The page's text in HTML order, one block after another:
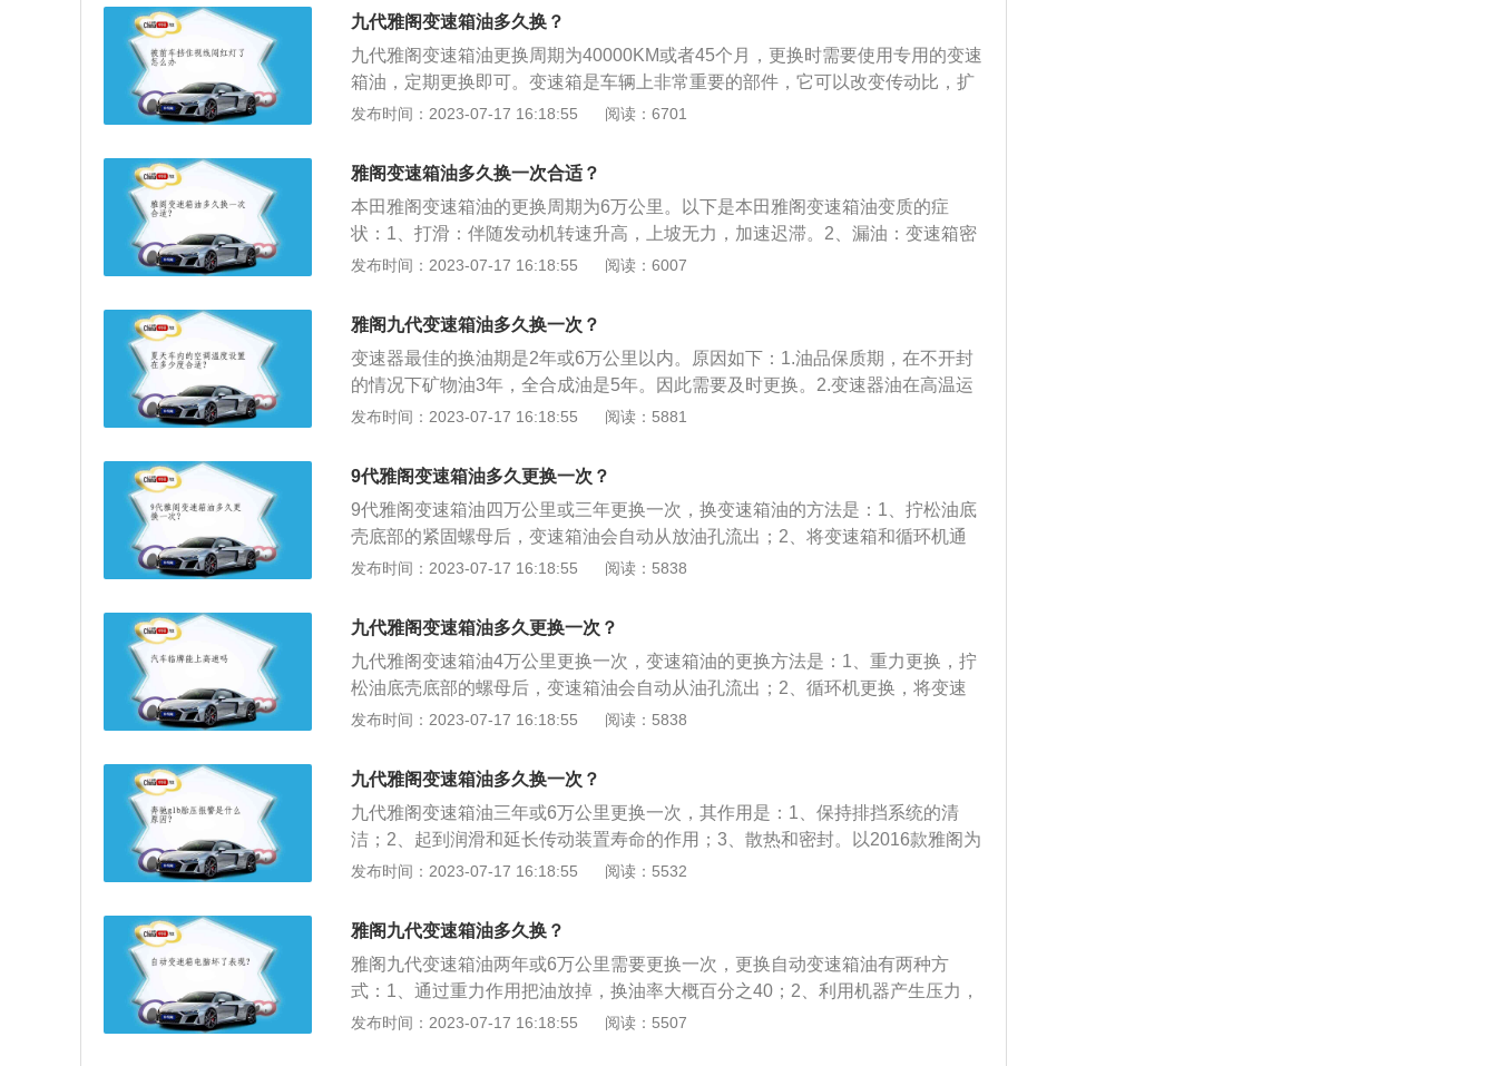
方法一，拧开变速箱底部的泄油螺丝进行放油再进行加注；方法二，把变速箱的
油底壳直接拆下进行放油并加注，这种方式比上一种更换得更彻底，把油底壳底
部的杂质去除；方法三，循环机更换自动变速箱油，用智能循环机进行动态换油
能够把自动变速箱内的油泥杂质进行过滤循环清洗。
九代雅阁变速箱油多久换？
九代雅阁变速箱油更换周期为40000KM或者45个月，更换时需要使用专用的变速
箱油，定期更换即可。变速箱是车辆上非常重要的部件，它可以改变传动比，扩
大驱动轮转矩和转速的作用。以下是关于变速箱油的相关介绍：1、变速箱油的
长传动装置寿命的作用，和提升性能没有关系，更换换变速箱油不能提高车辆性
能。2、变速箱油的作用其实就是保护变速箱，如果不换变速箱油的话对于变速
箱的保护不到位，容易造成变速箱的损坏。
发布时间：2023-07-17 16:18:55 阅读：6701
雅阁变速箱油多久换一次合适？
本田雅阁变速箱油的更换周期为6万公里。以下是本田雅阁变速箱油变质的症
状：1、打滑：伴随发动机转速升高，上坡无力，加速迟滞。2、漏油：变速箱密
封出现问题。3、顿挫：可能为变速箱油脏污，导致的润滑出现间断性。4、异
变速箱高温警告。6、熄火：P档入D档时，发动机出现熄火现象。电磁阀、锁止
控制阀、输入轴转速传感器可能发生故障。
发布时间：2023-07-17 16:18:55 阅读：6007
雅阁九代变速箱油多久换一次？
变速器最佳的换油期是2年或6万公里以内。原因如下：1.油品保质期，在不开封
的情况下矿物油3年，全合成油是5年。因此需要及时更换。2.变速器油在高温运
转的情况下，其抗氧化，磨擦特性，润滑性会不断下降，机件的磨损会加大。3.
过滤器，导致供油不足还会烧毁变速箱，给行车带来安全隐患。
发布时间：2023-07-17 16:18:55 阅读：5881
9代雅阁变速箱油多久更换一次？
9代雅阁变速箱油四万公里或三年更换一次，换变速箱油的方法是：1、拧松油底
壳底部的紧固螺母后，变速箱油会自动从放油孔流出；2、将变速箱和循环机通
过管道接口连接，将新油推动旧油排出；3、拆卸油底壳换油。9代雅阁前悬架是
最大马力是146ps，最大功率是107kw，最大扭矩是175nm，与其匹配的是电子
无级变速箱。
发布时间：2023-07-17 16:18:55 阅读：5838
九代雅阁变速箱油多久更换一次？
九代雅阁变速箱油4万公里更换一次，变速箱油的更换方法是：1、重力更换，拧
松油底壳底部的螺母后，变速箱油会自动从油孔流出；2、循环机更换，将变速
箱和循环机通过管道接口连接，将新油推动旧油排出。九代雅阁属于中型车，其
1585mm，后轮距为1580mm。九代雅阁搭载了2.0l自然吸气发动机，最大马力是
146ps，最大功率是107kw，最大扭矩是175nm，与其匹配的是ecvt无级变速
箱。
发布时间：2023-07-17 16:18:55 阅读：5838
九代雅阁变速箱油多久换一次？
九代雅阁变速箱油三年或6万公里更换一次，其作用是：1、保持排挡系统的清
洁；2、起到润滑和延长传动装置寿命的作用；3、散热和密封。以2016款雅阁为
例，其车身尺寸是：长4915mm、宽1845mm、高1470mm，轴距为2775mm，油
扭矩是175nm，与其匹配的是ecvt无级变速变速箱。
发布时间：2023-07-17 16:18:55 阅读：5532
雅阁九代变速箱油多久换？
雅阁九代变速箱油两年或6万公里需要更换一次，更换自动变速箱油有两种方
式：1、通过重力作用把油放掉，换油率大概百分之40；2、利用机器产生压力，
把变扭器的润滑油管和散热油管里的油进行动态更换，换油率可以达到百分之80
发布时间：2023-07-17 16:18:55 阅读：5507